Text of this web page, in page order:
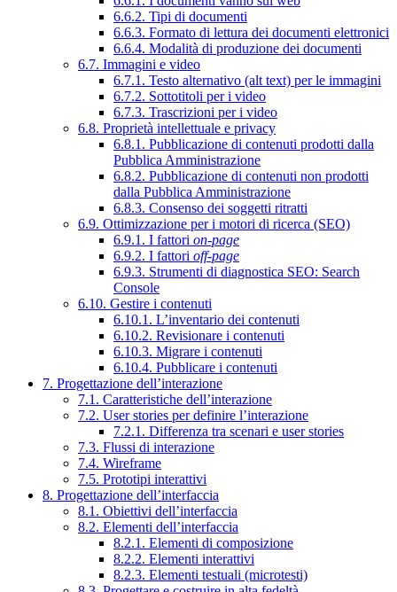
6.6.2. Tipi di documenti
6.6.3. Formato di lettura dei documenti elettronici
6.6.4. Modalità di produzione dei documenti
6.7. Immagini e video
6.7.1. Testo alternativo (alt text) per le immagini
6.7.2. Sottotitoli per i video
6.7.3. Trascrizioni per i video
6.8. Proprietà intellettuale e privacy
6.8.1. Pubblicazione di contenuti prodotti dalla
Pubblica Amministrazione
6.8.2. Pubblicazione di contenuti non prodotti
dalla Pubblica Amministrazione
6.8.3. Consenso dei soggetti ritratti
6.9. Ottimizzazione per i motori di ricerca (SEO)
6.9.1. I fattori on-page
6.9.2. I fattori off-page
6.9.3. Strumenti di diagnostica SEO: Search
Console
6.10. Gestire i contenuti
6.10.1. L’inventario dei contenuti
6.10.2. Revisionare i contenuti
6.10.3. Migrare i contenuti
6.10.4. Pubblicare i contenuti
7. Progettazione dell’interazione
7.1. Caratteristiche dell’interazione
7.2. User stories per definire l’interazione
7.2.1. Differenza tra scenari e user stories
7.3. Flussi di interazione
7.4. Wireframe
7.5. Prototipi interattivi
8. Progettazione dell’interfaccia
8.1. Obiettivi dell’interfaccia
8.2. Elementi dell’interfaccia
8.2.1. Elementi di composizione
8.2.2. Elementi interattivi
8.2.3. Elementi testuali (microtesti)